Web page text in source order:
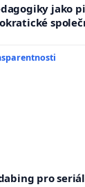
jako
pro